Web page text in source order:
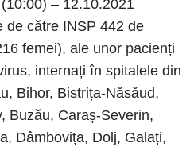
– 12.10.2021
de către INSP 442 de
femei), ale unor pacienți
internați în spitalele din
Bihor, Bistrița-Năsăud,
Buzău, Caraș-Severin,
Dâmbovița, Dolj, Galați,